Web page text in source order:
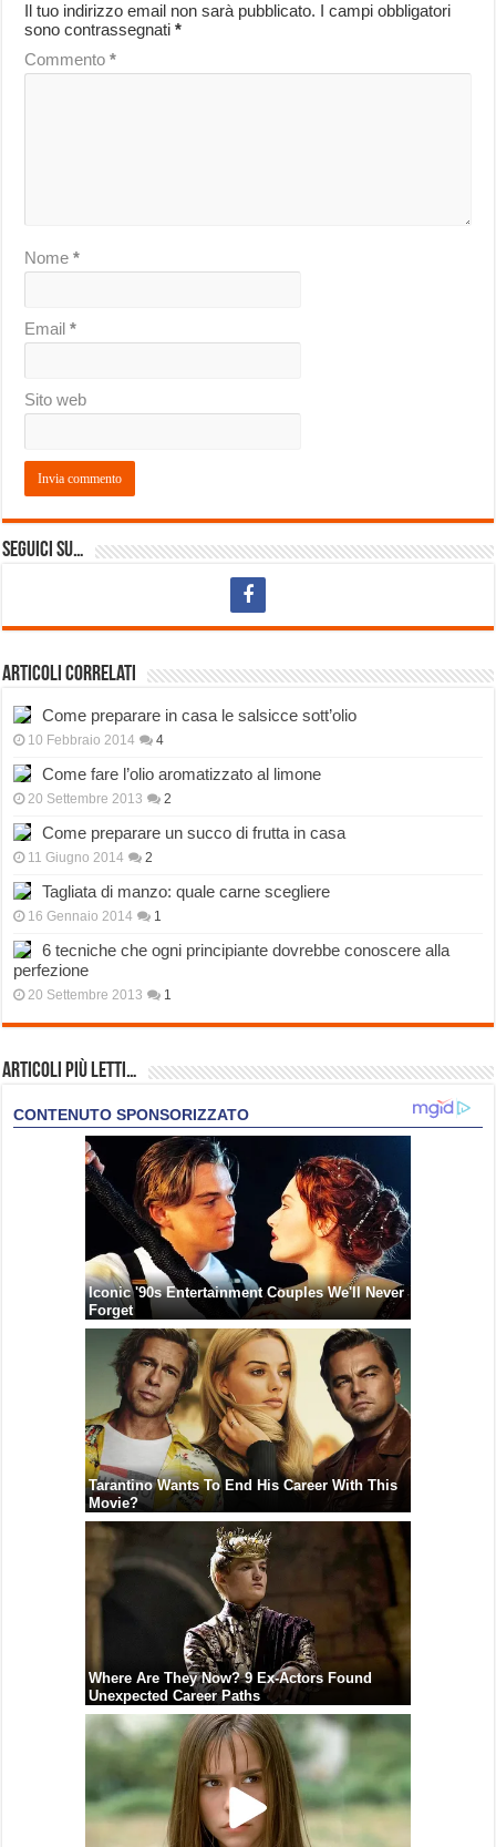
Il tuo indirizzo email non sarà pubblicato. I campi obbligatori
sono contrassegnati*
Commento*
Nome*
Email*
Sito web
Seguici su…
Articoli correlati
Come preparare in casa le salsicce sott’olio
10 Febbraio 2014 4
Come fare l’olio aromatizzato al limone
20 Settembre 2013 2
Come preparare un succo di frutta in casa
11 Giugno 2014 2
Tagliata di manzo: quale carne scegliere
16 Gennaio 2014 1
6 tecniche che ogni principiante dovrebbe conoscere alla
perfezione
20 Settembre 2013 1
Articoli più Letti…